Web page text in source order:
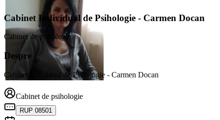
Cabinet Individual de Psihologie - Carmen Docan
Cabinet de psihologie
Despre
Cabinet Individual de Psihologie - Carmen Docan
Cabinet de psihologie
RUP 08501